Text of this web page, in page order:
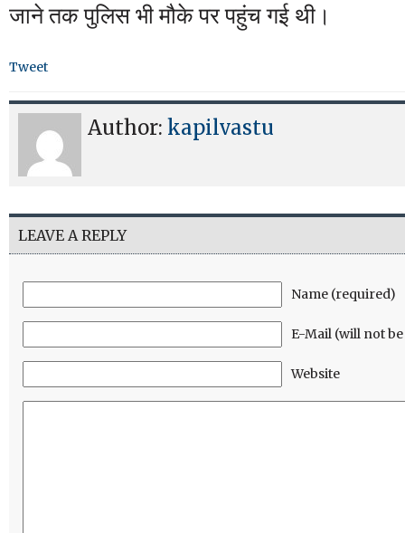
जाने तक पुलिस भी मौके पर पहुंच गई थी।
Tweet
Author: kapilvastu
LEAVE A REPLY
Name (required)
E-Mail (will not
Website